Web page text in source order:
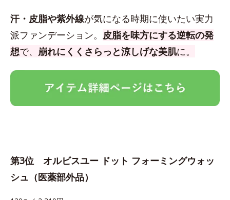
汗・皮脂や紫外線が気になる時期に使いたい実力
派ファンデーション。 皮脂を味方にする逆転の発
想で、 崩れにくくさらっと涼しげな美肌に。
第3位 オルビスユー ドット フォーミングウォッ
シュ（医薬部外品）